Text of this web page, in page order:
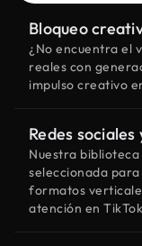
Bloqueo
¿No encuentra el
reales con
impulso creativo
Redes
Nuestra
seleccionada
formatos
atención en